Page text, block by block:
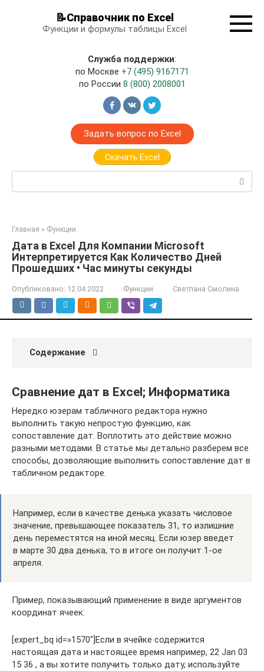
📝Справочник по Excel
Функции и формулы таблицы Excel
Служба поддержки:
по Москве +7 (495) 9167171
по России 8 (800) 2008001
Задать вопрос по Excel
Скачать Excel
Поиск:
Главная » Функции
Дата в Excel Для Компании Microsoft
Интерпретируется Как Количество Дней
Прошедших • Час минуты секунды
Опубликовано: 12.04.2022 Функции Светлана Смолина
Содержание
Сравнение дат в Excel; Информатика
Нередко юзерам табличного редактора нужно
выполнить такую непростую функцию, как
сопоставление дат. Воплотить это действие можно
разными методами. В статье мы детально разберем все
способы, дозволяющие выполнить сопоставление дат в
табличном редакторе.
Например, если в качестве денька указать числовое
значение, превышающее показатель 31, то излишние
день переместятся на иной месяц. Если юзер введет
в марте 30 два денька, то в итоге он получит 1-ое
апреля.
Пример, показывающий применение в виде аргументов
координат ячеек:
[expert_bq id=»1570″]Если в ячейке содержится
настоящая дата и настоящее время например, 22 Jan 03
15 36 , а вы хотите получить только дату, используйте